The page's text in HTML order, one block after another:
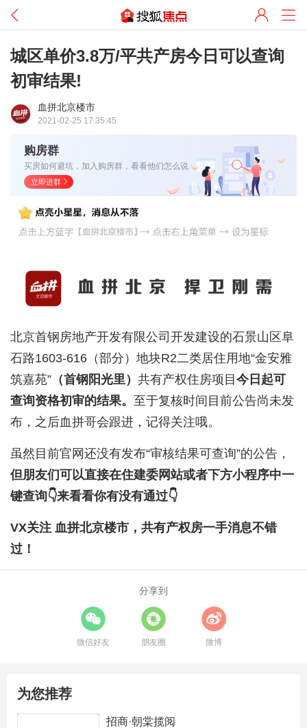
城区单价3.8万/平共产房今日可以查询
初审结果!
血拼北京楼市
2021-02-25 17:35:45
购房群
买房如何避坑，加入购房群，看看他们怎么说
立即进群
北京首钢房地产开发有限公司开发建设的石景山区阜
石路1603-616（部分）地块R2二类居住用地“金安雅
筑嘉苑” （首钢阳光里） 共有产权住房项目 今日起可
查询资格初审的结果。 至于复核时间目前公告尚未发
布，之后血拼哥会跟进，记得关注哦。
虽然目前官网还没有发布“审核结果可查询”的公告，
但朋友们可以直接在住建委网站或者下方小程序中一
键查询👇来看看你有没有通过👇
VX关注 血拼北京楼市，共有产权房一手消息不错
过！
分享到
微信好友 朋友圈 微博
为您推荐
招商·朝棠揽阅